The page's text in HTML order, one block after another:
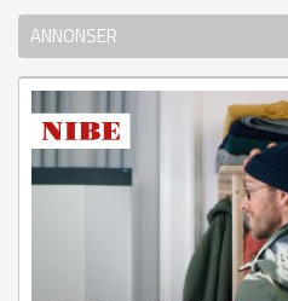
ANNONSER